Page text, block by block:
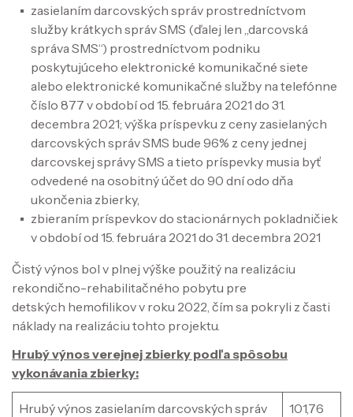
zasielaním darcovských správ prostredníctvom
služby krátkych správ SMS (ďalej len „darcovská
správa SMS“) prostredníctvom podniku
poskytujúceho elektronické komunikačné siete
alebo elektronické komunikačné služby na telefónne
číslo 877 v období od 15. februára 2021 do 31.
decembra 2021; výška príspevku z ceny zasielaných
darcovských správ SMS bude 96% z ceny jednej
darcovskej správy SMS a tieto príspevky musia byť
odvedené na osobitný účet do 90 dní odo dňa
ukončenia zbierky,
zbieraním príspevkov do stacionárnych pokladničiek
v období od 15. februára 2021 do 31. decembra 2021
Čistý výnos bol v plnej výške použitý na realizáciu
rekondično-rehabilitačného pobytu pre
detských hemofilikov v roku 2022, čím sa pokryli z časti
náklady na realizáciu tohto projektu.
Hrubý výnos verejnej zbierky podľa spôsobu
vykonávania zbierky:
Hrubý výnos zasielaním darcovských správ
101,76